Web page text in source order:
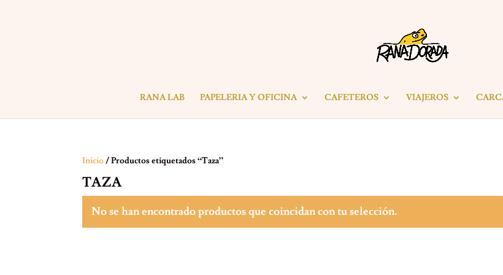
RANA LAB PAPELERIA Y OFICINA CAFETEROS VIAJEROS
Inicio/ Productos etiquetados “Taza”
TAZA
No se han encontrado productos que coincidan con tu selección.